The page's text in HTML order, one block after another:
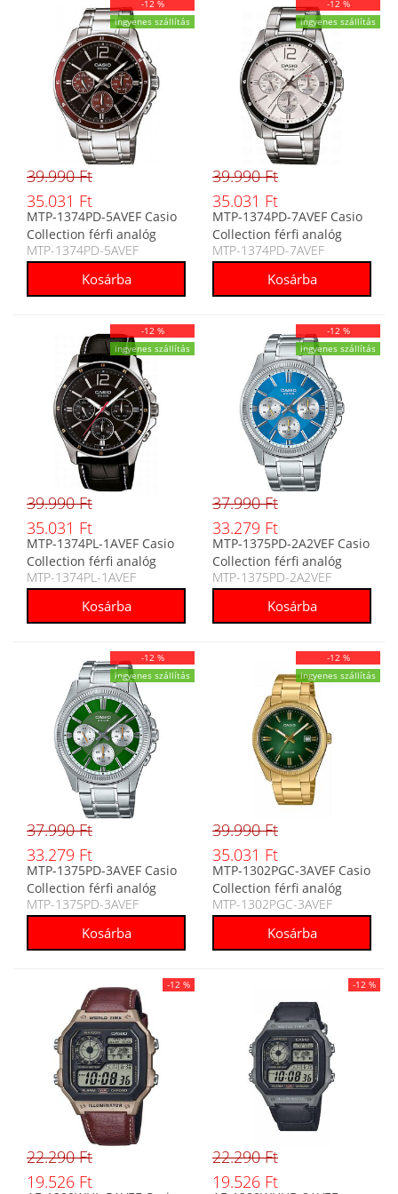
-12 %
ingyenes szállítás
39.990 Ft
35.031 Ft
MTP-1374PD-5AVEF Casio
Collection férfi analóg
karóra
MTP-1374PD-5AVEF
-12 %
ingyenes szállítás
39.990 Ft
35.031 Ft
MTP-1374PD-7AVEF Casio
Collection férfi analóg
karóra
MTP-1374PD-7AVEF
-12 %
ingyenes szállítás
39.990 Ft
35.031 Ft
MTP-1374PL-1AVEF Casio
Collection férfi analóg
karóra
MTP-1374PL-1AVEF
-12 %
ingyenes szállítás
37.990 Ft
33.279 Ft
MTP-1375PD-2A2VEF Casio
Collection férfi analóg
karóra
MTP-1375PD-2A2VEF
-12 %
ingyenes szállítás
37.990 Ft
33.279 Ft
MTP-1375PD-3AVEF Casio
Collection férfi analóg
karóra
MTP-1375PD-3AVEF
-12 %
ingyenes szállítás
39.990 Ft
35.031 Ft
MTP-1302PGC-3AVEF Casio
Collection férfi analóg
karóra
MTP-1302PGC-3AVEF
-12 %
22.290 Ft
19.526 Ft
-12 %
22.290 Ft
19.526 Ft